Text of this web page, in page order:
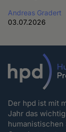
Andreas Gradert
03.07.2026
Der hpd ist mit
Jahr das
humanistischen